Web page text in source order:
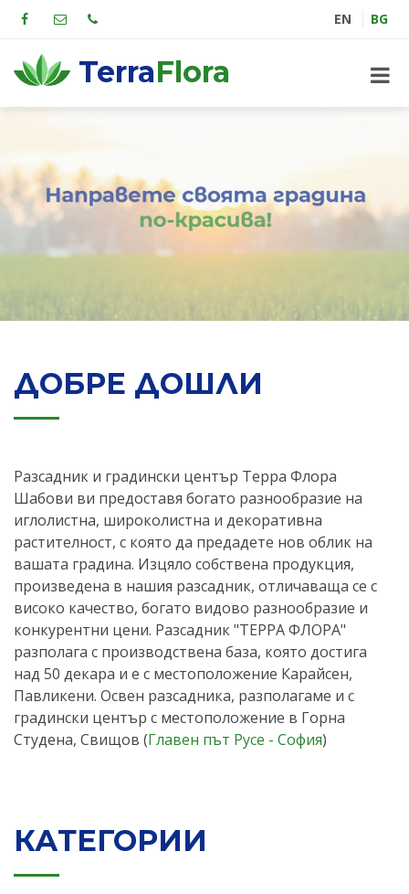
EN BG
TerraFlora
ДОБРЕ ДОШЛИ
Разсадник и градински център Терра Флора
Шабови ви предоставя богато разнообразие на
иглолистна, широколистна и декоративна
растителност, с която да предадете нов облик на
вашата градина. Изцяло собствена продукция,
произведена в нашия разсадник, отличаваща се с
високо качество, богато видово разнообразие и
конкурентни цени. Разсадник "ТЕРРА ФЛОРА"
разполага с производствена база, която достига
над 50 декара и е с местоположение Карайсен,
Павликени. Освен разсадника, разполагаме и с
градински център с местоположение в Горна
Студена, Свищов (Главен път Русе - София)
КАТЕГОРИИ